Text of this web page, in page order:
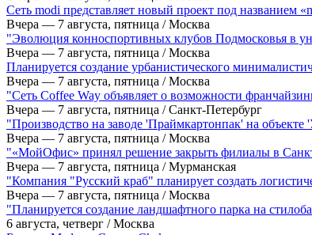
Сеть modi представляет новый проект под названием
Вчера — 7 августа, пятница / Москва
"Эволюция конноспортивных клубов Подмосковья в
Вчера — 7 августа, пятница / Москва
Планируется создание урбанистического
Вчера — 7 августа, пятница / Москва
"Сеть Coffee Way объявляет о возможности
Вчера — 7 августа, пятница / Санкт-Петербург
"Производство на заводе 'Праймкартонпак' на
Вчера — 7 августа, пятница / Москва
"«МойОфис» принял решение закрыть филиалы в
Вчера — 7 августа, пятница / Мурманская
"Компания "Русский краб" планирует создать
Вчера — 7 августа, пятница / Москва
"Планируется создание ландшафтного парка на
6 августа, четверг / Москва